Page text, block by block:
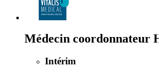
Médecin coordonnateur
Intérim